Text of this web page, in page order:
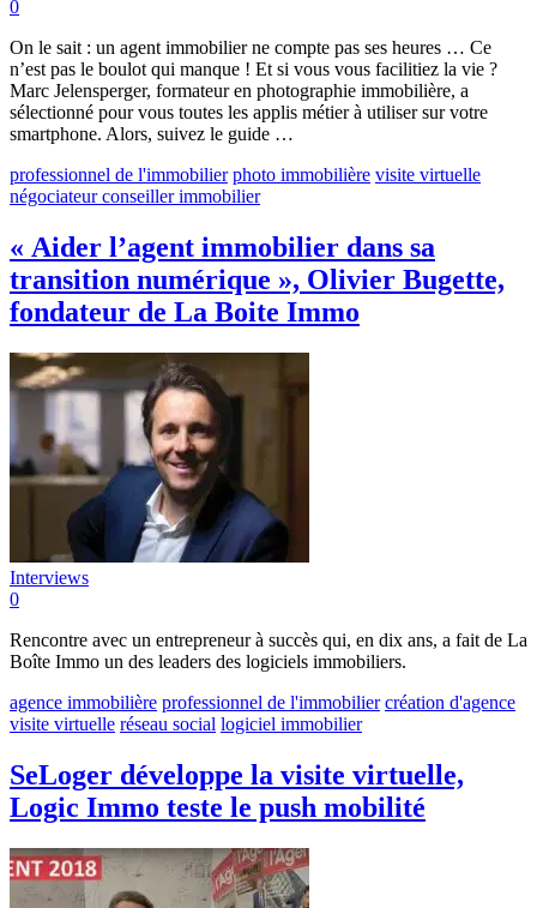
0
On le sait : un agent immobilier ne compte pas ses heures … Ce
n’est pas le boulot qui manque ! Et si vous vous facilitiez la vie ?
Marc Jelensperger, formateur en photographie immobilière, a
sélectionné pour vous toutes les applis métier à utiliser sur votre
smartphone. Alors, suivez le guide …
professionnel de l'immobilier photo immobilière visite virtuelle
négociateur conseiller immobilier
« Aider l’agent immobilier dans sa
transition numérique », Olivier Bugette,
fondateur de La Boite Immo
Interviews
0
Rencontre avec un entrepreneur à succès qui, en dix ans, a fait de La
Boîte Immo un des leaders des logiciels immobiliers.
agence immobilière professionnel de l'immobilier création d'agence
visite virtuelle réseau social logiciel immobilier
SeLoger développe la visite virtuelle,
Logic Immo teste le push mobilité